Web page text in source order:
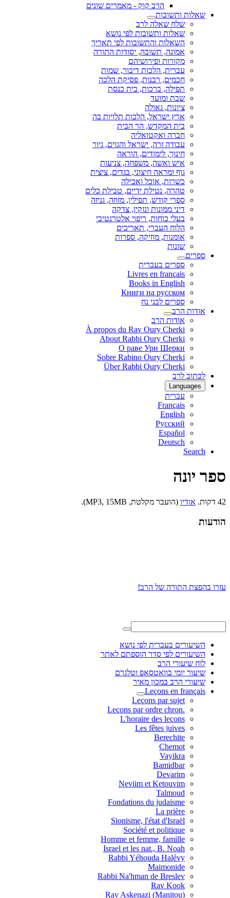
הרב קוק - מאמרים שונים
שאלות ותשובות
שלח שאלה לרב
שאלות ותשובות לפי נושא
השאלות והתשובות לפי תאריך
אמונה, תשובה, יסודות התורה
מקורות ופירושיהם
עברית, הלכות דיבור, שמות
חכמים, רבנות, פסיקת הלכה
תפילה, ברכות, בית כנסת
שבת ומועד
ציונות, גאולה
ארץ ישראל, הלכות תלויות בה
בית המקדש, הר הבית
חברה ואקטואליה
עבודה זרה, ישראל והגוים, גיור
חינוך, לימודים, הוראה
איש ואשה, משפחה, צניעות
גוף ומראה חיצוני, בגדים, ציצית
כשרות, אוכל ואכילה
טהרה, נטילת ידיים, טבילת כלים
ספרי קודש, תפילין, מזוזה, גניזה
דיני ממונות ונזקין, צדקה
בעלי כוחות, ריפוי אלטרנטיבי
הלוח העברי, תאריכים
אומנות, מוזיקה, ספרות
שונות
ספרים
ספרים בעברית
Livres en français
Books in English
Книги на русском
ספרים לבני נח
אודות הרב
אודות הרב
À propos du Rav Oury Cherki
About Rabbi Oury Cherki
О раве Ури Шерки
Sobre Rabino Oury Cherki
Über Rabbi Oury Cherki
לכתוב לרב
Languages
עברית
Français
English
Русский
Español
Deutsch
Search
ספר יונה
42 דקות. אודיו (הועבר מקלטת, MP3, 15MB).
הודעות
עזרו בהפצת התורה של הרב!
השיעורים בעברית לפי נושא
השיעורים לפי סדר הוספתם לאתר
לוח שיעורי הרב
שיעור יומי בוואטסאפ וטלגרם
שיעורי הרב במכון מאיר
Leçons en français
Leçons par sujet
.Leçons par ordre chron
L'horaire des leçons
Les fêtes juives
Berechite
Chemot
Vayikra
Bamidbar
Devarim
Neviim et Ketouvim
Talmoud
Fondations du judaisme
La prière
Sionisme, l'état d'Israël
Société et politique
Homme et femme, famille
Israel et les nat., B. Noah
Rabbi Yéhouda Halévy
Maimonide
Rabbi Na'hman de Breslev
Rav Kook
(Rav Askenazi (Manitou